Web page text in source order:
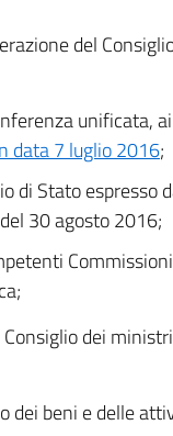
del
unificata,
data 7 luglio 2016;
di Stato espresso
30 agosto 2016;
dei
dei beni e delle